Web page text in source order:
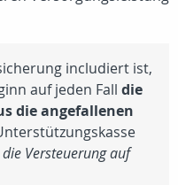
includiert ist,
auf jeden Fall die
die angefallenen
Versteuerung auf